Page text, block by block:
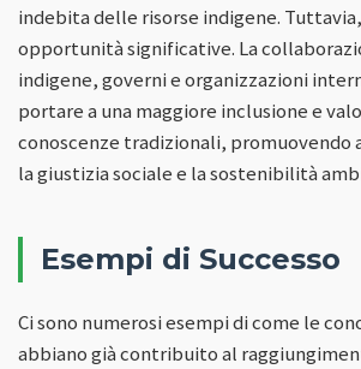
indebita delle risorse indigene.
opportunità significative. La
indigene, governi e organizzazioni
portare a una maggiore inclusione e
conoscenze tradizionali, promuovendo
la giustizia sociale e la sostenibilità
Esempi di Successo
Ci sono numerosi esempi di come le
abbiano già contribuito al